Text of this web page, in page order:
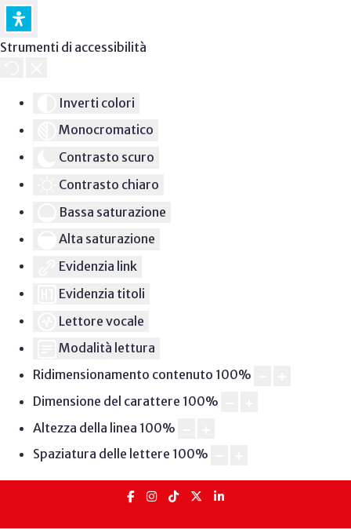
Strumenti di accessibilità
Inverti colori
Monocromatico
Contrasto scuro
Contrasto chiaro
Bassa saturazione
Alta saturazione
Evidenzia link
Evidenzia titoli
Lettore vocale
Modalità lettura
Ridimensionamento contenuto 100%
Dimensione del carattere 100%
Altezza della linea 100%
Spaziatura delle lettere 100%